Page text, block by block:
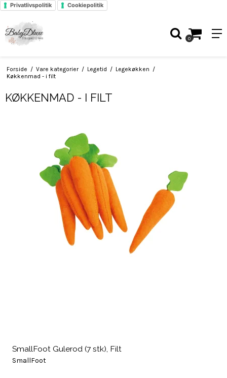
Privatlivspolitik Cookiepolitik
0
Forside / Vare kategorier / Legetid / Legekøkken /
Køkkenmad - i filt
KØKKENMAD - I FILT
SmallFoot Gulerod (7 stk), Filt
SmallFoot